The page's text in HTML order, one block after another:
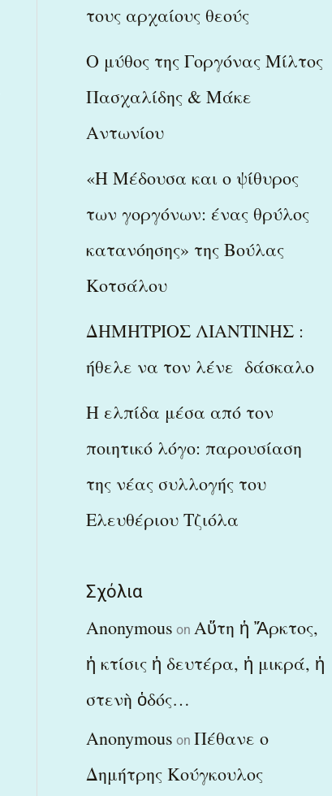
τους αρχαίους θεούς
Ο μύθος της Γοργόνας Μίλτος
Πασχαλίδης & Μάκε
Αντωνίου
«Η Μέδουσα και ο ψίθυρος
των γοργόνων: ένας θρύλος
κατανόησης» της Βούλας
Κοτσάλου
ΔΗΜΗΤΡΙΟΣ ΛΙΑΝΤΙΝΗΣ :
ήθελε να τον λένε δάσκαλο
Η ελπίδα μέσα από τον
ποιητικό λόγο: παρουσίαση
της νέας συλλογής του
Ελευθέριου Τζιόλα
Σχόλια
Anonymous on Αὕτη ἡ Ἄρκτος,
ἡ κτίσις ἡ δευτέρα, ἡ μικρά, ἡ
στενὴ ὁδός…
Anonymous on Πέθανε ο
Δημήτρης Κούγκουλος